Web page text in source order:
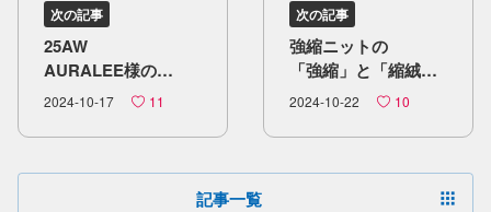
次の記事
25AW
AURALEE様の​
ニットの​ご紹介
2024-10-17 11
次の記事
強縮ニットの​​
「強縮」と​「縮絨」
に​ついて
2024-10-22 10
記事一覧